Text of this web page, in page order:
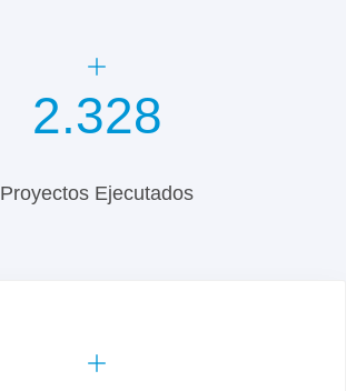
2.600
Proyectos Ejecutados